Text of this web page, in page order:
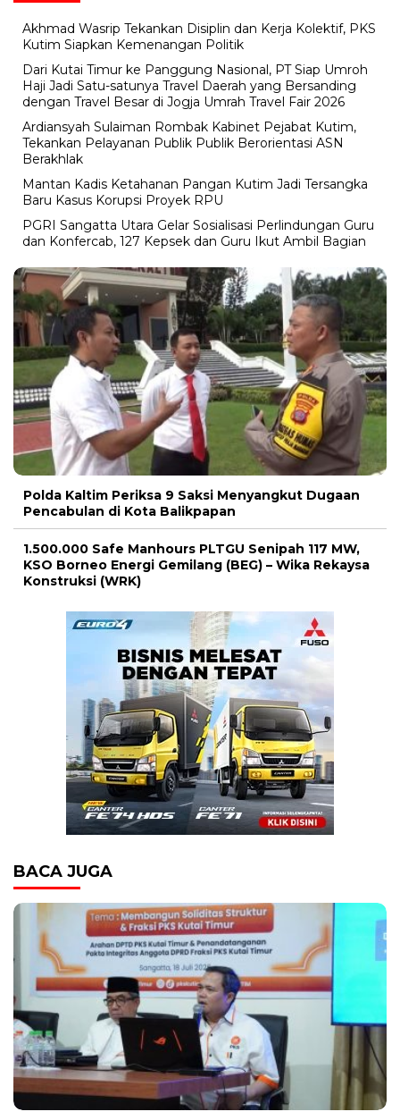
Akhmad Wasrip Tekankan Disiplin dan Kerja Kolektif, PKS
Kutim Siapkan Kemenangan Politik
Dari Kutai Timur ke Panggung Nasional, PT Siap Umroh
Haji Jadi Satu-satunya Travel Daerah yang Bersanding
dengan Travel Besar di Jogja Umrah Travel Fair 2026
Ardiansyah Sulaiman Rombak Kabinet Pejabat Kutim,
Tekankan Pelayanan Publik Publik Berorientasi ASN
Berakhlak
Mantan Kadis Ketahanan Pangan Kutim Jadi Tersangka
Baru Kasus Korupsi Proyek RPU
PGRI Sangatta Utara Gelar Sosialisasi Perlindungan Guru
dan Konfercab, 127 Kepsek dan Guru Ikut Ambil Bagian
Polda Kaltim Periksa 9 Saksi Menyangkut Dugaan
Pencabulan di Kota Balikpapan
1.500.000 Safe Manhours PLTGU Senipah 117 MW,
KSO Borneo Energi Gemilang (BEG) – Wika Rekaysa
Konstruksi (WRK)
BACA JUGA